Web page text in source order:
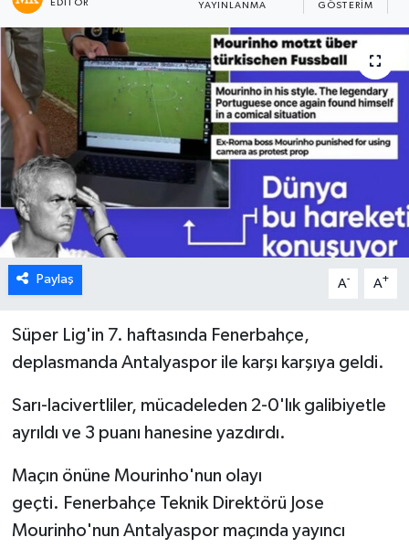
EDITÖR YAYINLANMA GÖSTERIM
Paylaş A- A+
Süper Lig'in 7. haftasında Fenerbahçe,
deplasmanda Antalyaspor ile karşı karşıya geldi.
Sarı-lacivertliler, mücadeleden 2-0'lık galibiyetle
ayrıldı ve 3 puanı hanesine yazdırdı.
Maçın önüne Mourinho'nun olayı
geçti. Fenerbahçe Teknik Direktörü Jose
Mourinho'nun Antalyaspor maçında yayıncı